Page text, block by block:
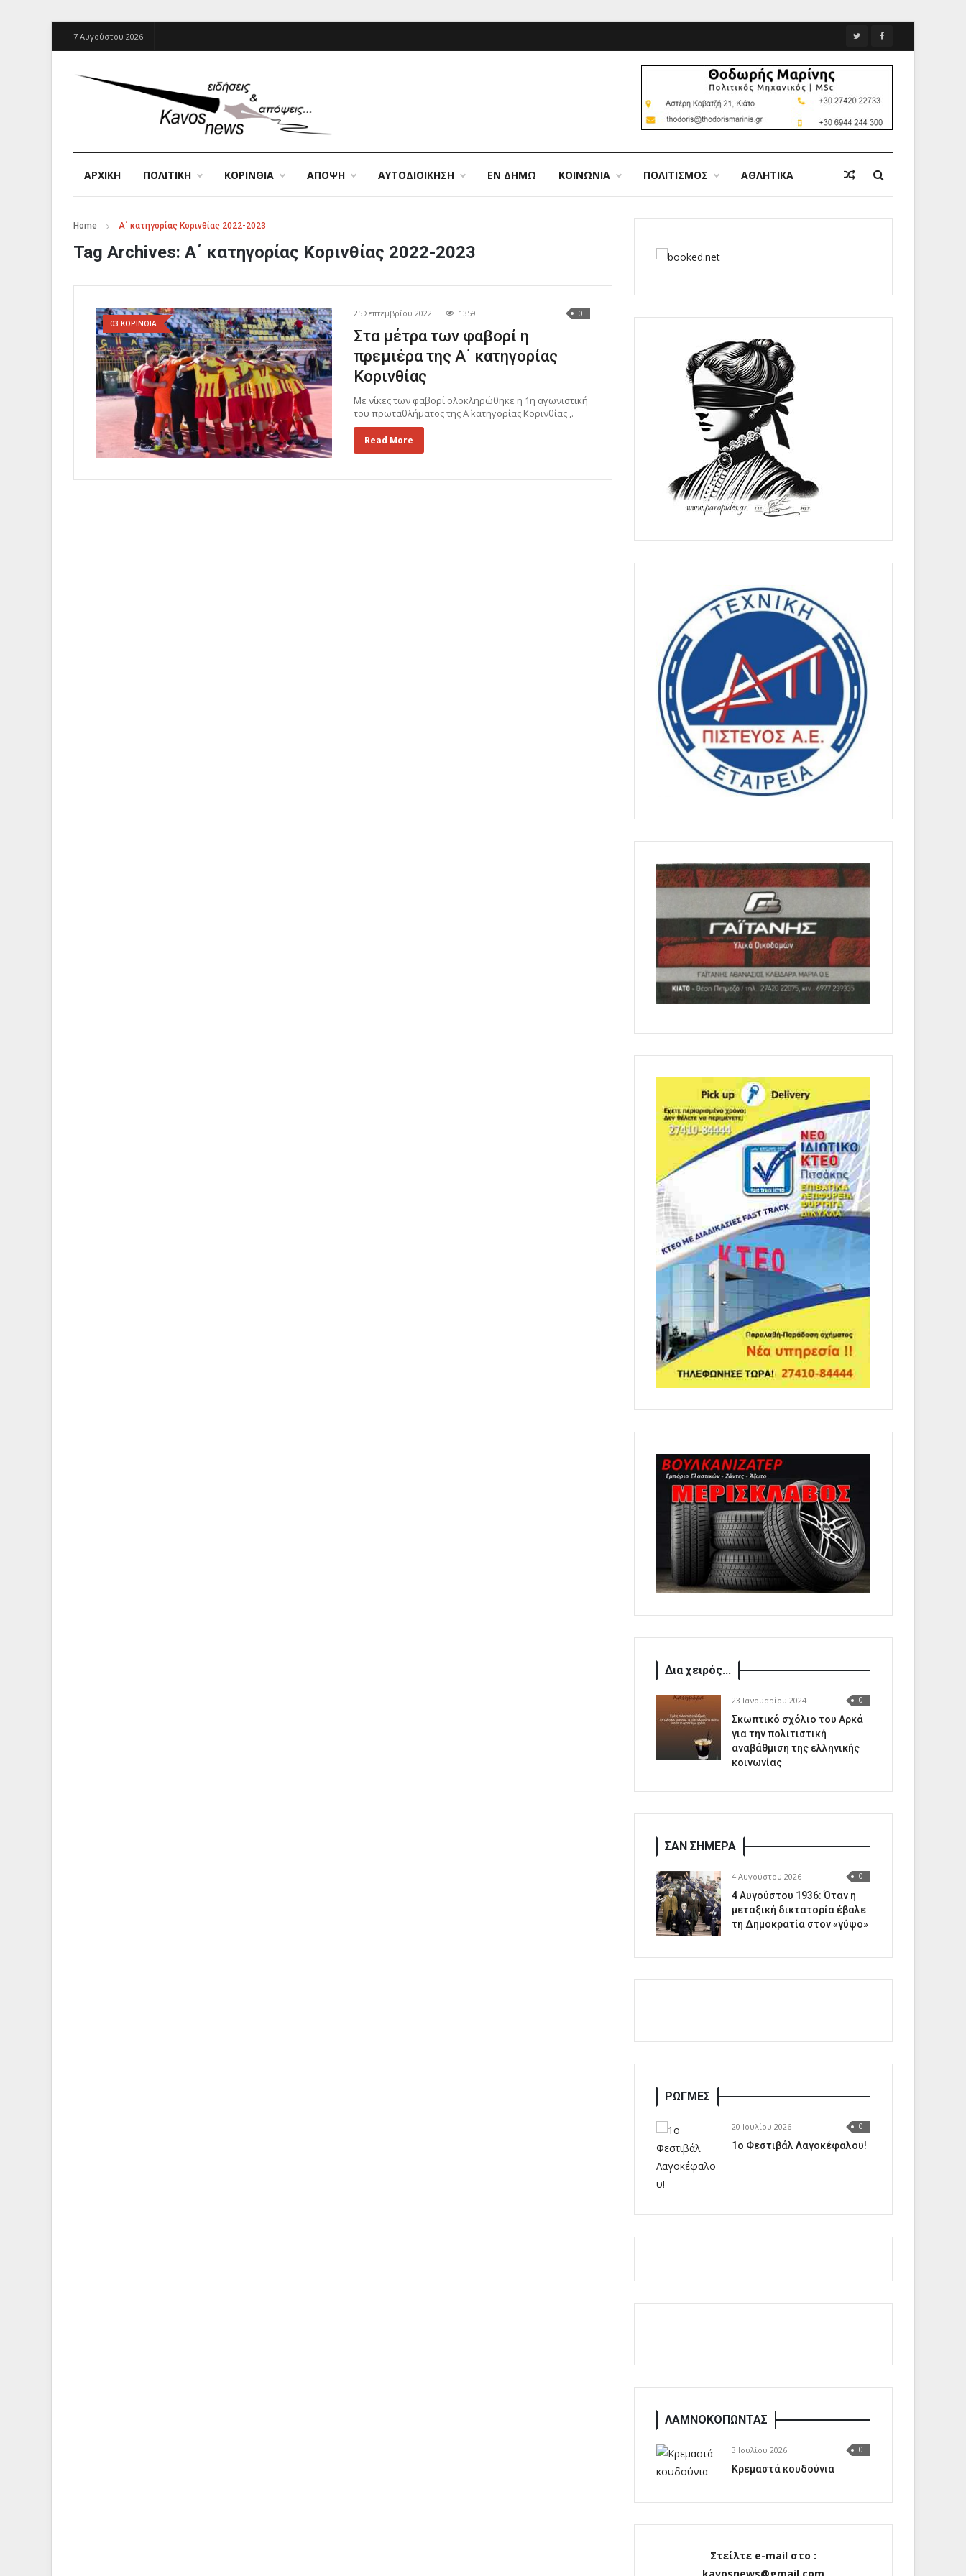
7 Αυγούστου 2026
ΑΡΧΙΚΉ ΠΟΛΙΤΙΚΗ ΚΟΡΙΝΘΙΑ ΑΠΟΨΗ ΑΥΤΟΔΙΟΙΚΗΣΗ ΕΝ ΔΗΜΩ ΚΟΙΝΩΝΙΑ ΠΟΛΙΤΙΣΜΟΣ ΑΘΛΗΤΙΚΑ
Home Α΄ κατηγορίας Κορινθίας 2022-2023
Tag Archives: Α΄ κατηγορίας Κορινθίας 2022-2023
03.ΚΟΡΙΝΘΙΑ
25 Σεπτεμβρίου 2022 1359 0
Στα μέτρα των φαβορί η
πρεμιέρα της Α΄ κατηγορίας
Κορινθίας
Με νίκες των φαβορί ολοκληρώθηκε η 1η αγωνιστική
του πρωταθλήματος της Α΄ κατηγορίας Κορινθίας ,.
Read More
Δια χειρός...
23 Ιανουαρίου 2024 0
Σκωπτικό σχόλιο του Αρκά
για την πολιτιστική
αναβάθμιση της ελληνικής
κοινωνίας
ΣΑΝ ΣΗΜΕΡΑ
4 Αυγούστου 2026 0
4 Αυγούστου 1936: Όταν η
μεταξική δικτατορία έβαλε
τη Δημοκρατία στον «γύψο»
ΡΩΓΜΕΣ
20 Ιουλίου 2026 0
1o Φεστιβάλ Λαγοκέφαλου!
ΛΑΜΝΟΚΟΠΩΝΤΑΣ
3 Ιουλίου 2026 0
Κρεμαστά κουδούνια
Στείλτε e-mail στο :